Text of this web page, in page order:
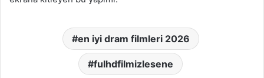
en iyi dram filmleri 2026
fulhdfilmizlesene